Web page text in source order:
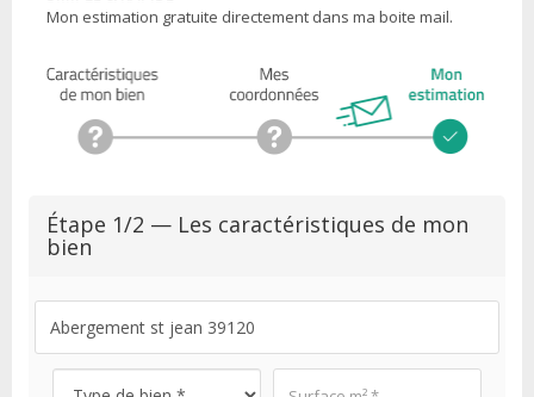
Mon estimation gratuite directement dans ma boite mail.
Étape 1/2 — Les caractéristiques de mon
bien